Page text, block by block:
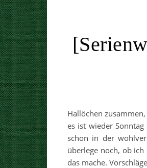
Hallöchen zusammen,
es ist wieder
schon in der
überlege noch, ob
das mache.